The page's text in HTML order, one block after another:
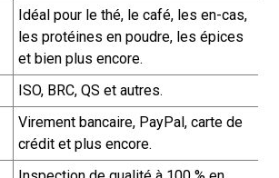
Idéal pour le thé, le café, les en-cas,
les protéines en poudre, les épices
et bien plus encore.
ISO, BRC, QS et autres.
Virement bancaire, PayPal, carte de
crédit et plus encore.